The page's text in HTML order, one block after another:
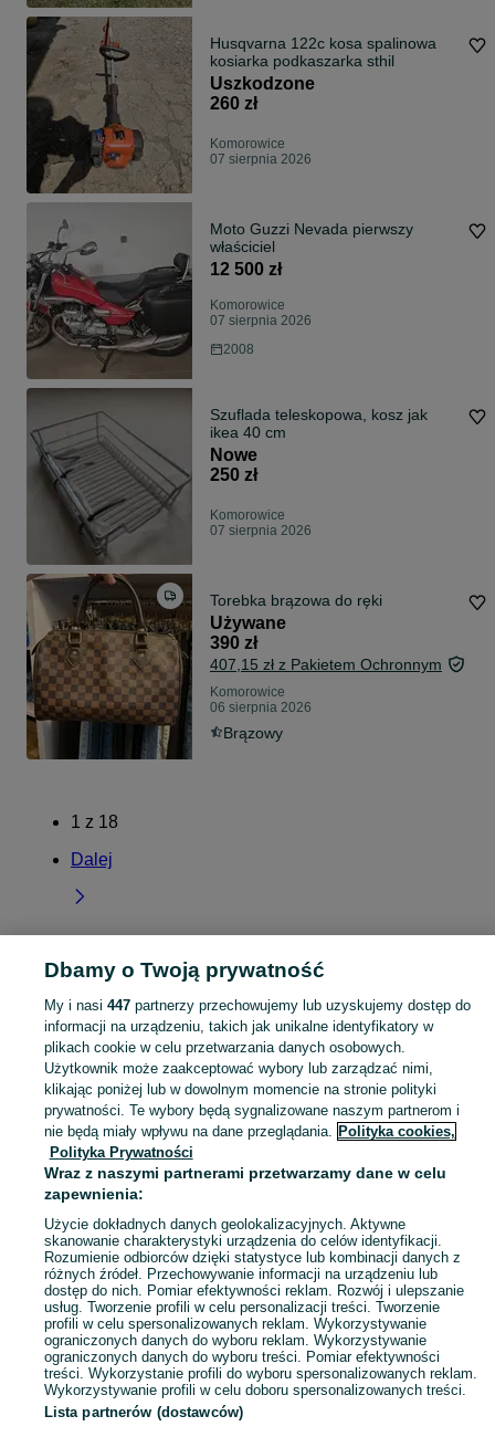
Husqvarna 122c kosa spalinowa
kosiarka podkaszarka sthil
Uszkodzone
260 zł
Komorowice
07 sierpnia 2026
Moto Guzzi Nevada pierwszy
właściciel
12 500 zł
Komorowice
07 sierpnia 2026
2008
Szuflada teleskopowa, kosz jak
ikea 40 cm
Nowe
250 zł
Komorowice
07 sierpnia 2026
Torebka brązowa do ręki
Używane
390 zł
407,15 zł z Pakietem Ochronnym
Komorowice
06 sierpnia 2026
Brązowy
1 z 18
Dalej
Strona główna Dolnośląskie Komorowice
KATEGORIA
Skorzystaj z największego serwisu ogłoszeniowego - Komorowice i okolice! Kupuj to, czego pragniesz i sprzedawaj to, czego już nie potrzebujesz! Zobacz
Mapa kategorii
Mapa miejscowości
Mapa ministron
Popularne wyszukiwania
Dbamy o Twoją prywatność
My i nasi 447partnerzy przechowujemy lub uzyskujemy dostęp do
informacji na urządzeniu, takich jak unikalne identyfikatory w
plikach cookie w celu przetwarzania danych osobowych.
Użytkownik może zaakceptować wybory lub zarządzać nimi,
klikając poniżej lub w dowolnym momencie na stronie polityki
prywatności. Te wybory będą sygnalizowane naszym partnerom i
nie będą miały wpływu na dane przeglądania. Polityka cookies,
Polityka Prywatności
Wraz z naszymi partnerami przetwarzamy dane w celu
zapewnienia:
Użycie dokładnych danych geolokalizacyjnych. Aktywne
skanowanie charakterystyki urządzenia do celów identyfikacji.
Rozumienie odbiorców dzięki statystyce lub kombinacji danych z
różnych źródeł. Przechowywanie informacji na urządzeniu lub
dostęp do nich. Pomiar efektywności reklam. Rozwój i ulepszanie
usług. Tworzenie profili w celu personalizacji treści. Tworzenie
profili w celu spersonalizowanych reklam. Wykorzystywanie
ograniczonych danych do wyboru reklam. Wykorzystywanie
ograniczonych danych do wyboru treści. Pomiar efektywności
treści. Wykorzystanie profili do wyboru spersonalizowanych reklam.
Wykorzystywanie profili w celu doboru spersonalizowanych treści.
Lista partnerów (dostawców)